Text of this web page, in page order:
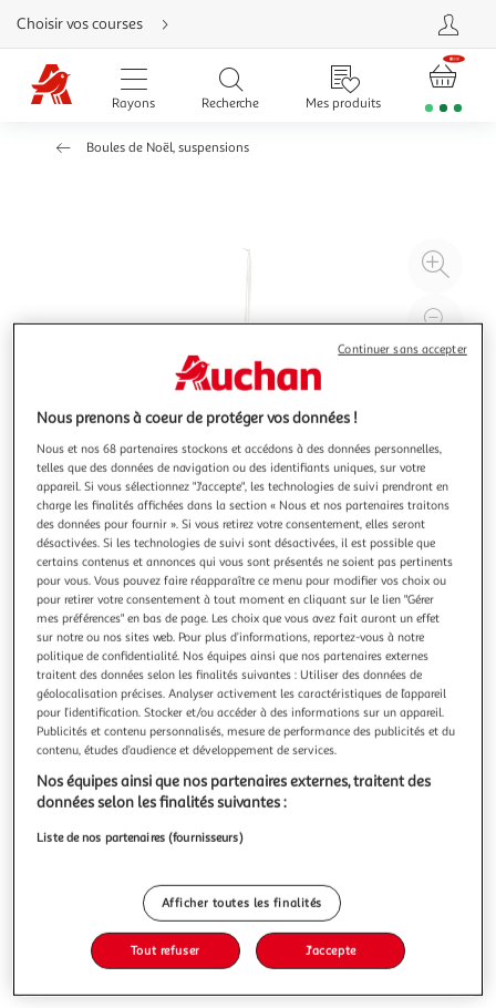
Aller
directement
au
contenu
Aller
directement
Aller
Choisir vos courses
Rayons Recherche Mes produits
Boules de Noël, suspensions
à
Illustration
précédente
Illustration
suivante
J-LINE
Boule de noël téléphérique 20cm blanc & or
Informations Techniques : Dimensions : L. 18 x l. 15,5 x H.
20,5 cm Matière : Résine Spécificités : Tendance & Chic
Boule de Noël A Suspendre Design Téléphérique avec Père
Noël Poids : 0,86 kg Couleur : Blanc & Or
En savoir +
Vous voulez connaître le prix de ce produit ?
Afficher le prix
Caractéristiques
Nous prenons à coeur de protéger vos données !
Nous et nos 68 partenaires stockons et accédons à des données personnelles,
telles que des données de navigation ou des identifiants uniques, sur votre
appareil. Si vous sélectionnez "J'accepte", les technologies de suivi prendront en
charge les finalités affichées dans la section « Nous et nos partenaires traitons
des données pour fournir ». Si vous retirez votre consentement, elles seront
désactivées. Si les technologies de suivi sont désactivées, il est possible que
certains contenus et annonces qui vous sont présentés ne soient pas pertinents
pour vous. Vous pouvez faire réapparaître ce menu pour modifier vos choix ou
pour retirer votre consentement à tout moment en cliquant sur le lien "Gérer
mes préférences" en bas de page. Les choix que vous avez fait auront un effet
sur notre ou nos sites web. Pour plus d’informations, reportez-vous à notre
politique de confidentialité. Nos équipes ainsi que nos partenaires externes
traitent des données selon les finalités suivantes : Utiliser des données de
géolocalisation précises. Analyser activement les caractéristiques de l’appareil
pour l’identification. Stocker et/ou accéder à des informations sur un appareil.
Publicités et contenu personnalisés, mesure de performance des publicités et du
contenu, études d’audience et développement de services.
Nos équipes ainsi que nos partenaires externes, traitent des
données selon les finalités suivantes :
Liste de nos partenaires (fournisseurs)
Afficher toutes les finalités
Tout refuser J'accepte
Continuer sans accepter